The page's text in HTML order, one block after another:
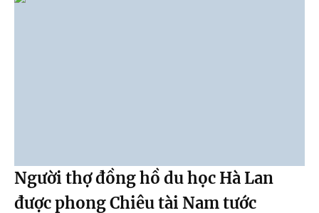
Người thợ đồng hồ du học Hà Lan
được phong Chiêu tài Nam tước